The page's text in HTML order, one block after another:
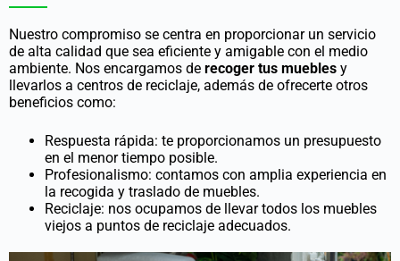
Nuestro compromiso se centra en proporcionar un servicio
de alta calidad que sea eficiente y amigable con el medio
ambiente. Nos encargamos de recoger tus muebles y
llevarlos a centros de reciclaje, además de ofrecerte otros
beneficios como:
Respuesta rápida: te proporcionamos un presupuesto
en el menor tiempo posible.
Profesionalismo: contamos con amplia experiencia en
la recogida y traslado de muebles.
Reciclaje: nos ocupamos de llevar todos los muebles
viejos a puntos de reciclaje adecuados.